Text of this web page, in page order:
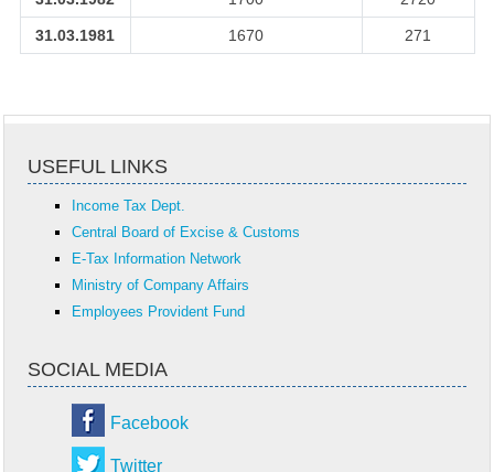
31.03.1981 1670 271
USEFUL LINKS
Income Tax Dept.
Central Board of Excise & Customs
E-Tax Information Network
Ministry of Company Affairs
Employees Provident Fund
SOCIAL MEDIA
Facebook
Twitter